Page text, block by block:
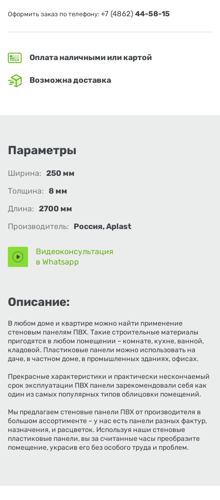
Оформить заказ по телефону: +7 (4862) 44-58-15
Оплата наличными или картой
Возможна доставка
Параметры
Ширина: 250 мм
Толщина: 8 мм
Длина: 2700 мм
Производитель:
Россия, Aplast
Видеоконсультация
в Whatsapp
Описание:
В любом доме и квартире можно найти применение
стеновым панелям ПВХ. Такие строительные материалы
пригодятся в любом помещении – комнате, кухне, ванной,
кладовой. Пластиковые панели можно использовать на
даче, в частном доме, в промышленных зданиях, офисах.
Прекрасные характеристики и практически нескончаемый
срок эксплуатации ПВХ панели зарекомендовали себя как
один из самых популярных типов облицовки помещений.
Мы предлагаем стеновые панели ПВХ от производителя в
большом ассортименте – у нас есть панели разных фактур,
назначения, и расцветок. Используя наши стеновые
пластиковые панели, вы за считанные часы преобразите
помещение, украсив его без особого труда и проблем.